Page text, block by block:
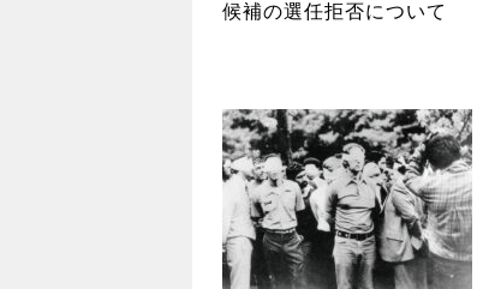
候補の選任拒否について